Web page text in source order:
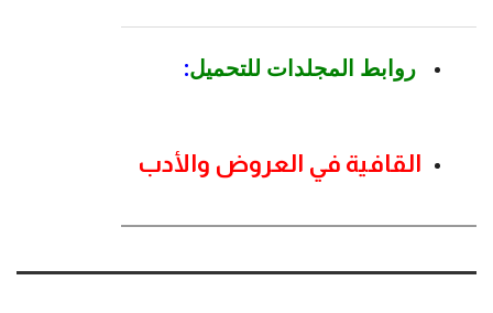
روابط المجلدات للتحميل:
القافية في العروض والأدب